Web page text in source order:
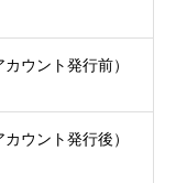
ウント発行前）
ウント発行後）